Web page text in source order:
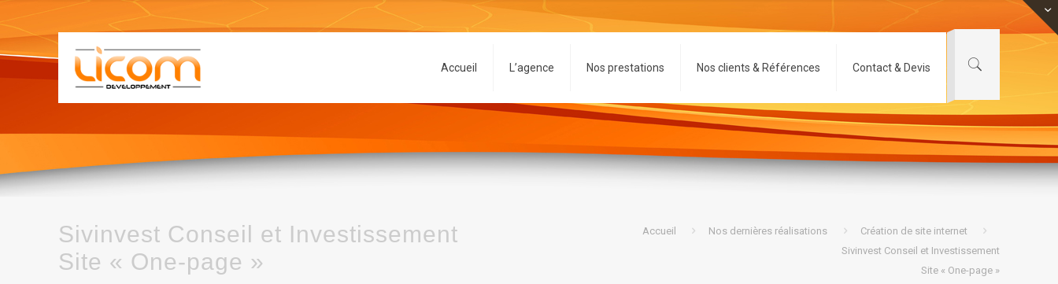
Accueil L’agence Nos prestations Nos clients & Références Contact & Devis
Sivinvest Conseil et Investissement
Site « One-page »
Accueil Nos dernières réalisations
Création de site internet
Sivinvest Conseil et Investissement
Site « One-page »